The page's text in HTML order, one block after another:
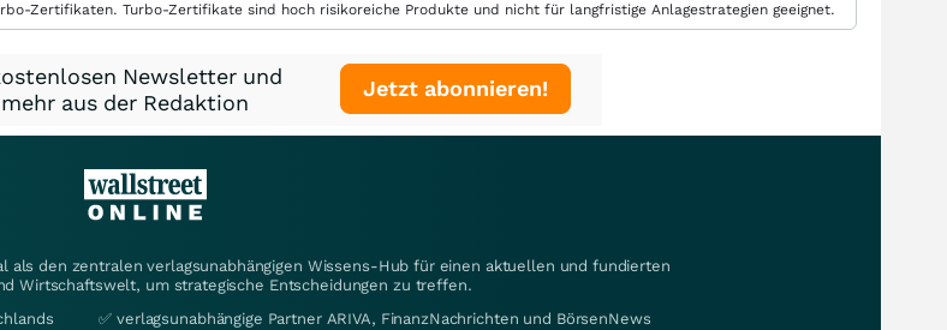
Zertifikaten. Turbo-Zertifikate sind hoch risikoreiche Produkte und nicht für langfristige Anlagestrategien geeignet.
Newsletter und
aus der Redaktion
Jetzt abonnieren!
als den zentralen verlagsunabhängigen Wissens-Hub für einen aktuellen und fundierten
Wirtschaftswelt, um strategische Entscheidungen zu treffen.
✅ verlagsunabhängige Partner ARIVA, FinanzNachrichten und BörsenNews